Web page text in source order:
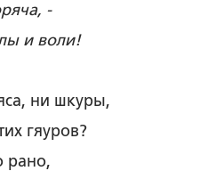
-
и воли!
ни шкуры,
гяуров?
рано,